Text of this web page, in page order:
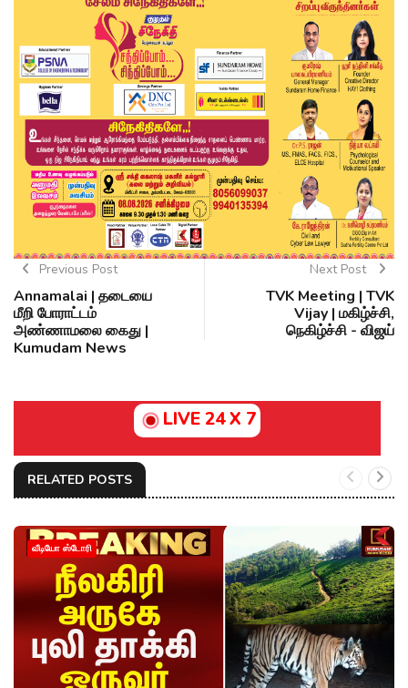
Previous Post
Annamalai | தடையை
மீறி போராட்டம்
அண்ணாமலை கைது |
Kumudam News
Next Post
TVK Meeting | TVK
Vijay | மகிழ்ச்சி,
நெகிழ்ச்சி - விஜய்
LIVE 24 X 7
RELATED POSTS
வீடியோ ஸ்டோரி